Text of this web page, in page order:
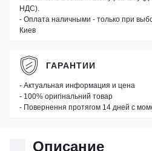
Описание
НДС).
- Оплата наличными - только при
Киев
ГАРАНТИИ
- Актуальная информация и цена
- 100% оригінальний товар
- Повернення протягом 14 дней с